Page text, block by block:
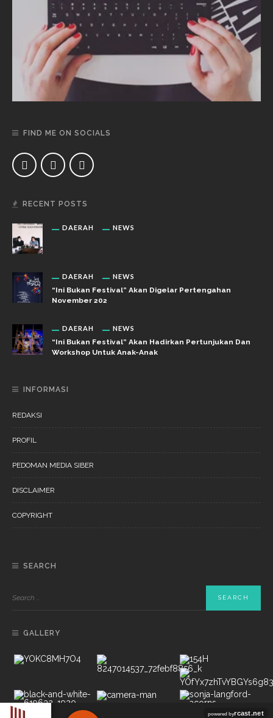
FIND ME ON SOCIALS
RECENT POSTS
DAERAH NEWS
DAERAH NEWS
“Ini Bukan Festival” Akan Digelar Pertengahan
November 202
DAERAH NEWS
“Ini Bukan Festival” Akan Hadirkan Pertunjukan Dan
Workshop Untuk Anak-Anak
INFORMASI
REDAKSI
PROFIL
PEDOMAN MEDIA SIBER
DISCLAIMER
COPYRIGHT
SEARCH
GALLERY